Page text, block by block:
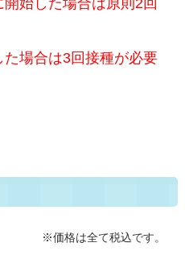
場合は3回接種が必要
※価格は全て税込です。